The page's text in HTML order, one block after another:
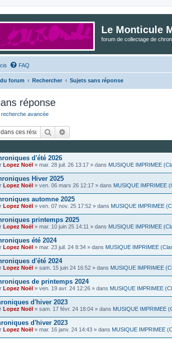
Le Monticule
forum de collectage de
FAQ
forum Rechercher Sujets sans réponse
réponse
recherche avancée
Rechercher
d'été 2026
Lopez Noël » mar. 28 juil. 26 13:17 » dans MUSIQUE IMPRIMEE
Hiver 2025
Lopez Noël » ven. 06 mars 26 12:17 » dans MUSIQUE IMPRIMEE
automne 2025
Lopez Noël » ven. 07 nov. 25 17:52 » dans MUSIQUE IMPRIMEE
printemps 2025
Lopez Noël » mar. 10 juin 25 14:11 » dans MUSIQUE IMPRIMEE
été 2024
Lopez Noël » mar. 23 juil. 24 8:34 » dans MUSIQUE IMPRIMEE
d'été 2024
Lopez Noël » sam. 15 juin 24 16:52 » dans MUSIQUE IMPRIMEE
de printemps 2024
Lopez Noël » ven. 19 avr. 24 12:26 » dans MUSIQUE IMPRIMEE
d'hiver 2023
Lopez Noël » sam. 17 févr. 24 18:04 » dans MUSIQUE IMPRIMEE
d'hiver 2023
Lopez Noël » mar. 16 janv. 24 14:43 » dans MUSIQUE IMPRIMEE